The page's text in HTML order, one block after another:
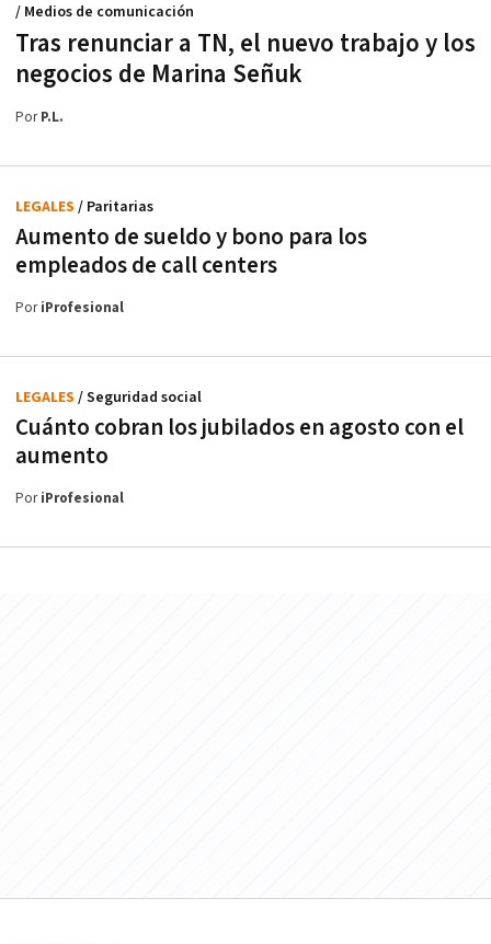
Tras renunciar a TN, el nuevo trabajo y los
negocios de Marina Señuk
/ Medios de comunicación
PorP.L.
Aumento de sueldo y bono para los
empleados de call centers
LEGALES / Paritarias
PoriProfesional
Cuánto cobran los jubilados en agosto con el
aumento
LEGALES / Seguridad social
PoriProfesional